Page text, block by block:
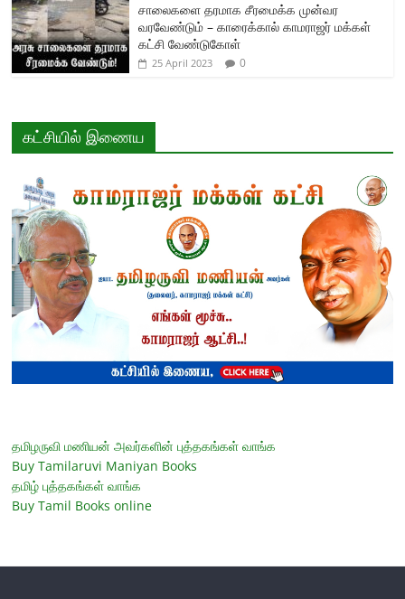
சாலைகளை தரமாக சீரமைக்க முன்வர
வரவேண்டும் – காரைக்கால் காமராஜர் மக்கள்
கட்சி வேண்டுகோள்
25 April 2023 0
கட்சியில் இணைய
தமிழருவி மணியன் அவர்களின் புத்தகங்கள் வாங்க
Buy Tamilaruvi Maniyan Books
தமிழ் புத்தகங்கள் வாங்க
Buy Tamil Books online